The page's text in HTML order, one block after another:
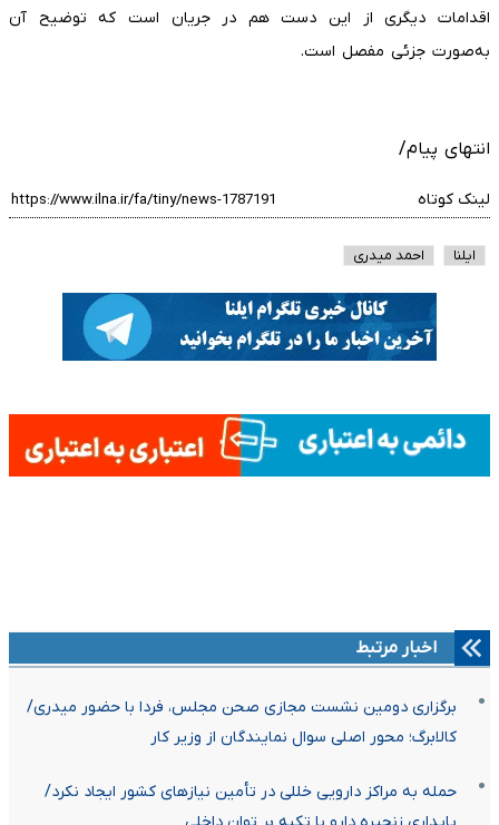
اقدامات دیگری از این دست هم در جریان است که توضیح آن
به‌صورت جزئی مفصل است.
انتهای پیام/
لینک کوتاه
ایلنا احمد میدری
اخبار مرتبط
برگزاری دومین نشست مجازی صحن مجلس، فردا با حضور میدری/
کالابرگ؛ محور اصلی سوال نمایندگان از وزیر کار
حمله به مراکز دارویی خللی در تأمین نیازهای کشور ایجاد نکرد/